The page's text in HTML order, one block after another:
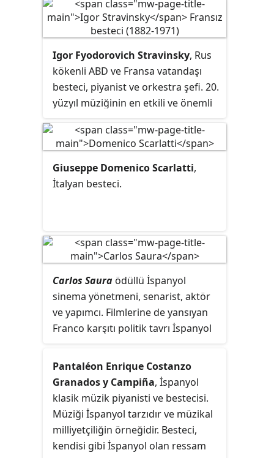
ilinde biri olan Cádiz iline bağlı 44
belediyeden biridir. Aynı zamanda
Cadiz İli'nin başkentidir.
Igor Fyodorovich Stravinsky, Rus
kökenli ABD ve Fransa vatandaşı
besteci, piyanist ve orkestra şefi. 20.
yüzyıl müziğinin en etkili ve önemli
edilir.
Giuseppe Domenico Scarlatti,
İtalyan besteci.
Carlos Saura ödüllü İspanyol
sinema yönetmeni, senarist, aktör
ve yapımcı. Filmlerine de yansıyan
Franco karşıtı politik tavrı İspanyol
getirmiştir. 1960'lardan beri
sinemada aktif olarak çalışmaktadır.
En çok da 1980'lerde çektiği,
kurmaca ile gerçek arasında gidip
gelen, dansla yaşamın ustalıkla
harmanlandığı filmlerle ile tanınır.
Pantaléon Enrique Costanzo
Granados y Campiña, İspanyol
klasik müzik piyanisti ve bestecisi.
Müziği İspanyol tarzıdır ve müzikal
milliyetçiliğin örneğidir. Besteci,
kendisi gibi İspanyol olan ressam